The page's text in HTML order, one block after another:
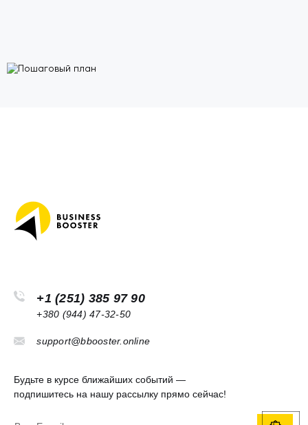
+1 (251) 385 97 90
+380 (944) 47-32-50
support@bbooster.online
Будьте в курсе ближайших событий —
подпишитесь на нашу рассылку прямо сейчас!